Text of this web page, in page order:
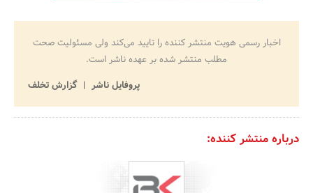
اخبار رسمی هویت منتشر کننده را تایید می‌کند ولی مسئولیت صحت
مطلب منتشر شده بر عهده ناشر است.
پروفایل ناشر
گزارش تخلف
درباره منتشر کننده: